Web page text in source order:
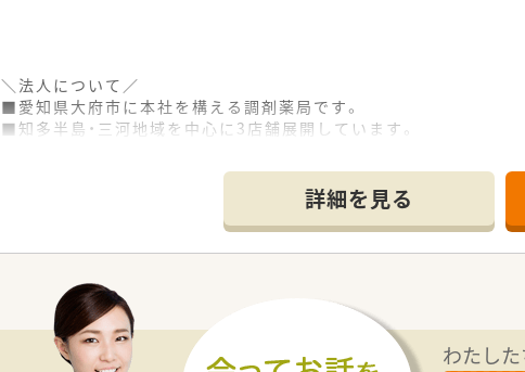
＼法人について／
■愛知県大府市に本社を構える調剤薬局です。
■知多半島・三河地域を中心に3店舗展開しています。
■代表も薬剤師として現在も現場に入られていらっしゃいます。
■八幡新田駅から徒歩1分ほどに位置しています。公共交通機関で
■複数科目を扱うクリニックの門前予定のため、スキルアップ出来
■ゆくゆく在宅やかかりつけなども積極的に対応していきたいご予
詳細を見る
わたし